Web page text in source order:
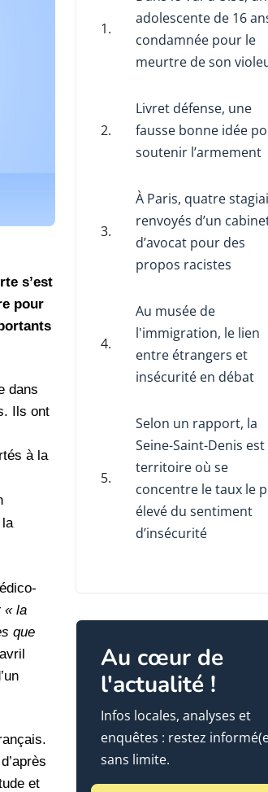
s’est
pour
dans
Ils ont
à la
« la
que
et
1.
adolescente de 16
condamnée pour le
meurtre de son
2.
Livret défense, une
fausse bonne idée
soutenir l’armement
3.
À Paris, quatre
renvoyés d’un
d’avocat pour des
propos racistes
4.
Au musée de
l'immigration, le lien
entre étrangers et
insécurité en débat
5.
Selon un rapport, la
Seine-Saint-Denis est
territoire où se
concentre le taux le
élevé du sentiment
d’insécurité
Au cœur de
l'actualité !
Infos locales, analyses et
enquêtes : restez
sans limite.